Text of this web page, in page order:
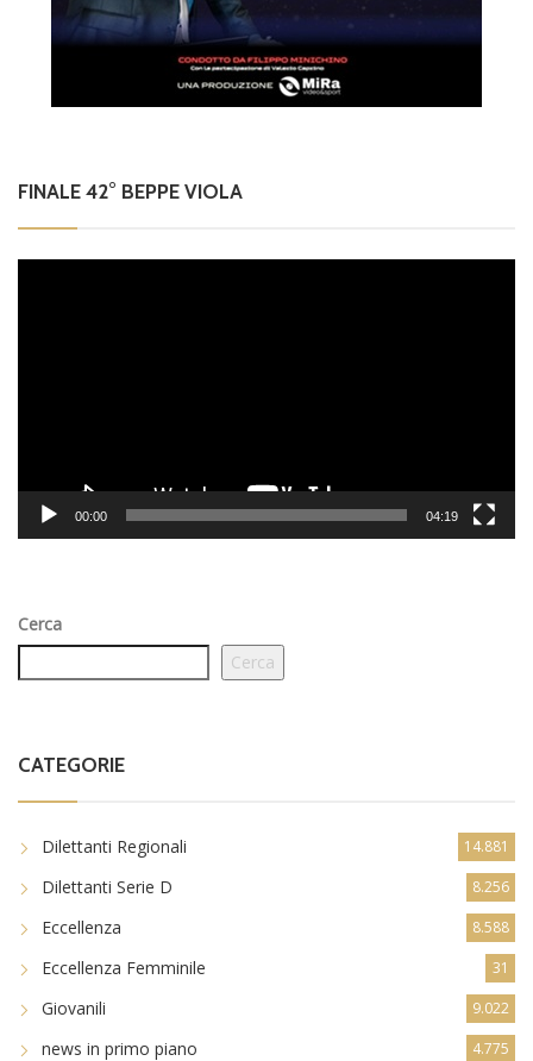
FINALE 42° BEPPE VIOLA
00:00 04:19
Cerca
Cerca
CATEGORIE
Dilettanti Regionali 14.881
Dilettanti Serie D 8.256
Eccellenza 8.588
Eccellenza Femminile 31
Giovanili 9.022
news in primo piano 4.775